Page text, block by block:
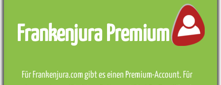
Frankenjura Premium
Für Frankenjura.com gibt es einen Premium-Account. Für